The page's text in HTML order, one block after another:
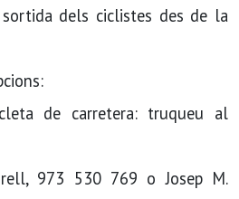
dels ciclistes des de la
de carretera: truqueu al
973 530 769 o Josep M.